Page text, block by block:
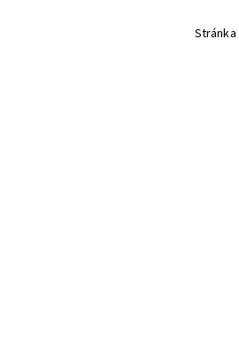
Stránka